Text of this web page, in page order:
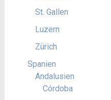
St. Gallen
Luzern
Zürich
Spanien
Andalusien
Córdoba